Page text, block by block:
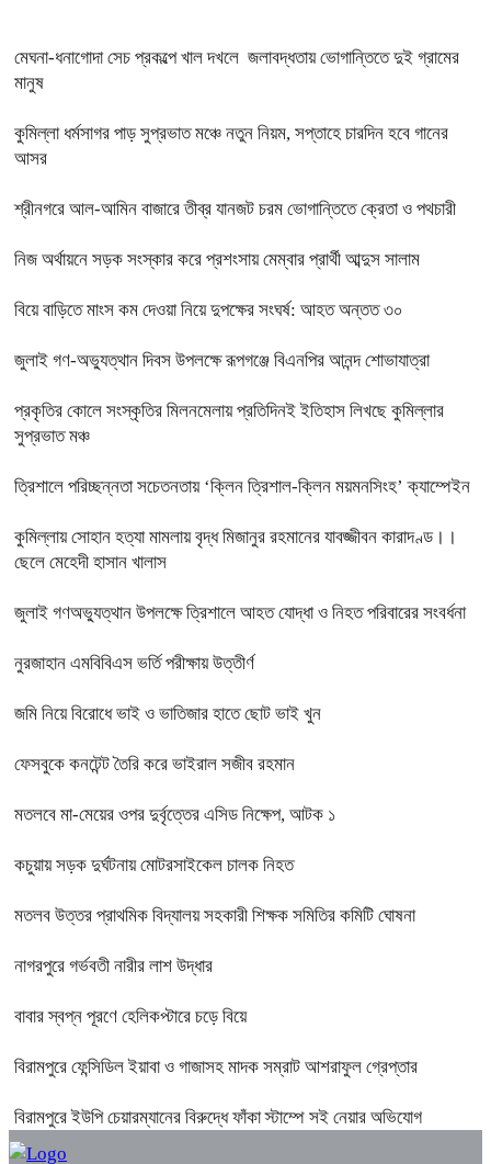
মেঘনা-ধনাগোদা সেচ প্রকল্পে খাল দখলে জলাবদ্ধতায় ভোগান্তিতে দুই গ্রামের
মানুষ
কুমিল্লা ধর্মসাগর পাড় সুপ্রভাত মঞ্চে নতুন নিয়ম, সপ্তাহে চারদিন হবে গানের
আসর
শ্রীনগরে আল-আমিন বাজারে তীব্র যানজট চরম ভোগান্তিতে ক্রেতা ও পথচারী
নিজ অর্থায়নে সড়ক সংস্কার করে প্রশংসায় মেম্বার প্রার্থী আব্দুস সালাম
বিয়ে বাড়িতে মাংস কম দেওয়া নিয়ে দুপক্ষের সংঘর্ষ: আহত অন্তত ৩০ ​
জুলাই গণ-অভ্যুত্থান দিবস উপলক্ষে রূপগঞ্জে বিএনপির আনন্দ শোভাযাত্রা
প্রকৃতির কোলে সংস্কৃতির মিলনমেলায় প্রতিদিনই ইতিহাস লিখছে কুমিল্লার
সুপ্রভাত মঞ্চ
ত্রিশালে পরিচ্ছন্নতা সচেতনতায় ‘ক্লিন ত্রিশাল-ক্লিন ময়মনসিংহ’ ক্যাম্পেইন
কুমিল্লায় সোহান হত্যা মামলায় বৃদ্ধ মিজানুর রহমানের যাবজ্জীবন কারাদণ্ড।।
ছেলে মেহেদী হাসান খালাস
জুলাই গণঅভ্যুত্থান উপলক্ষে ত্রিশালে আহত যোদ্ধা ও নিহত পরিবারের সংবর্ধনা
নুরজাহান এমবিবিএস ভর্তি পরীক্ষায় উত্তীর্ণ
জমি নিয়ে বিরোধে ভাই ও ভাতিজার হাতে ছোট ভাই খুন
ফেসবুকে কনটেন্ট তৈরি করে ভাইরাল সজীব রহমান
মতলবে মা-মেয়ের ওপর দুর্বৃত্তের এসিড নিক্ষেপ, আটক ১
কচুয়ায় সড়ক দুর্ঘটনায় মোটরসাইকেল চালক নিহত
মতলব উত্তর প্রাথমিক বিদ্যালয় সহকারী শিক্ষক সমিতির কমিটি ঘোষনা
নাগরপুরে গর্ভবতী নারীর লাশ উদ্ধার
বাবার স্বপ্ন পূরণে হেলিকপ্টারে চড়ে বিয়ে
বিরামপুরে ফেন্সিডিল ইয়াবা ও গাজাসহ মাদক সম্রাট আশরাফুল গ্রেপ্তার
বিরামপুরে ইউপি চেয়ারম্যানের বিরুদ্ধে ফাঁকা স্টাম্পে সই নেয়ার অভিযোগ